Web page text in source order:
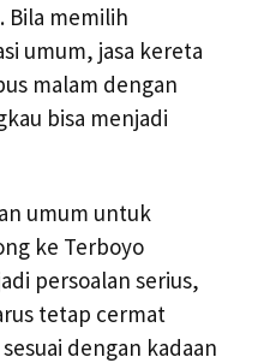
Bila memilih
umum, jasa kereta
malam dengan
bisa menjadi
umum untuk
ke Terboyo
persoalan serius,
tetap cermat
dengan kadaan